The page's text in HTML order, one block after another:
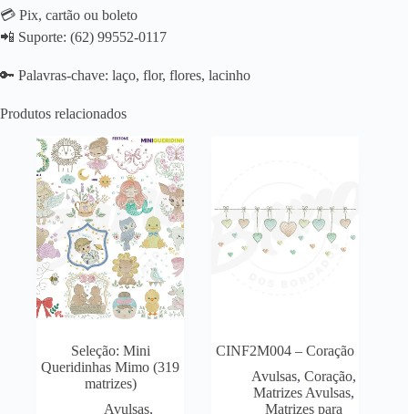
💳 Pix, cartão ou boleto
📲 Suporte: (62) 99552-0117
🔑 Palavras-chave: laço, flor, flores, lacinho
Produtos relacionados
Seleção: Mini
Queridinhas Mimo (319
matrizes)
Avulsas,
CINF2M004 – Coração
Avulsas, Coração,
Matrizes Avulsas,
Matrizes para